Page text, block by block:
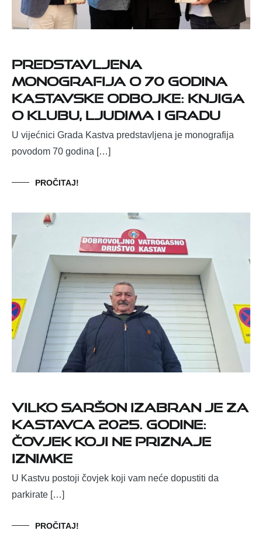
Predstavljena
monografija o 70 godina
kastavske odbojke: knjiga
o klubu, ljudima i gradu
U vijećnici Grada Kastva predstavljena je monografija
povodom 70 godina […]
PROČITAJ!
Vilko Saršon izabran je za
Kastavca 2025. godine:
Čovjek koji ne priznaje
iznimke
U Kastvu postoji čovjek koji vam neće dopustiti da
parkirate […]
PROČITAJ!